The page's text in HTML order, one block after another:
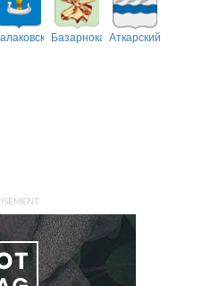
Базарнокарабулакский
Аткарский